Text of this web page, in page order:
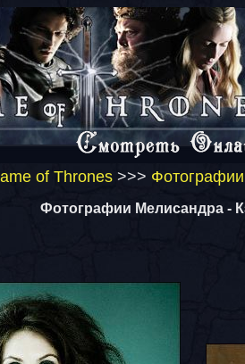
of Thrones >>>
Фотографии Мелисандра -